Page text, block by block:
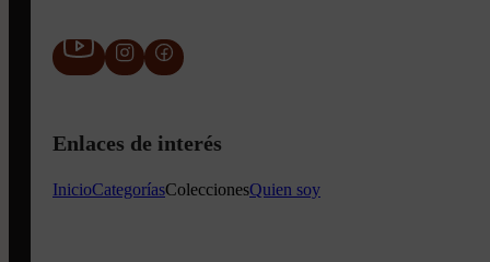
Enlaces de interés
InicioCategoríasColeccionesQuien soy